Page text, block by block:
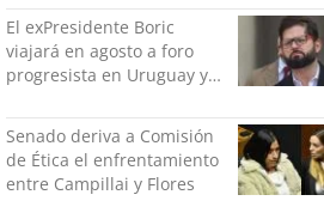
exPenitenciaría
El exPresidente Boric
viajará en agosto a foro
progresista en Uruguay y
Senado deriva a Comisión
de Ética el enfrentamiento
entre Campillai y Flores